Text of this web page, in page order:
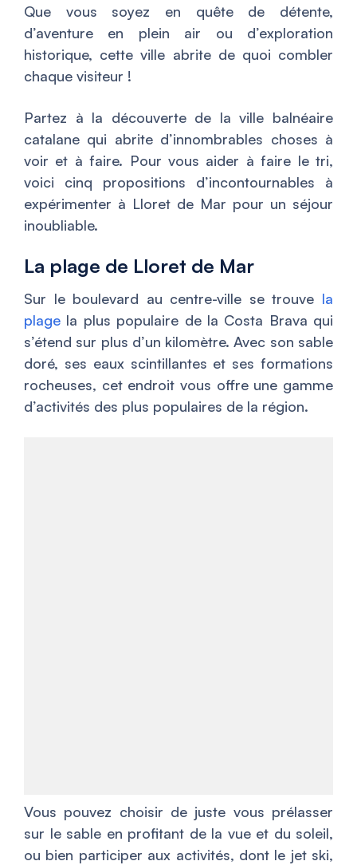
Que vous soyez en quête de détente,
d’aventure en plein air ou d’exploration
historique, cette ville abrite de quoi combler
chaque visiteur !
Partez à la découverte de la ville balnéaire
catalane qui abrite d’innombrables choses à
voir et à faire. Pour vous aider à faire le tri,
voici cinq propositions d’incontournables à
expérimenter à Lloret de Mar pour un séjour
inoubliable.
La plage de Lloret de Mar
Sur le boulevard au centre-ville se trouve la
plage la plus populaire de la Costa Brava qui
s’étend sur plus d’un kilomètre. Avec son sable
doré, ses eaux scintillantes et ses formations
rocheuses, cet endroit vous offre une gamme
d’activités des plus populaires de la région.
Vous pouvez choisir de juste vous prélasser
sur le sable en profitant de la vue et du soleil,
ou bien participer aux activités, dont le jet ski,